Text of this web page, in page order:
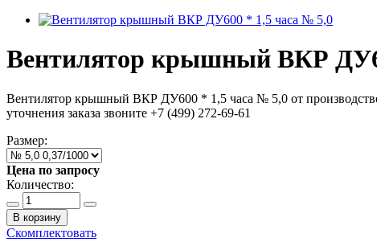
Вентилятор крышный ВКР
Вентилятор крышный ВКР ДУ600 * 1,5 часа № 5,0 от
уточнения заказа звоните +7 (499) 272-69-61
Размер:
Цена по запросу
Количество:
В корзину
Скомплектовать